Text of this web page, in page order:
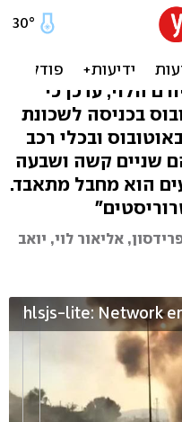
באוטובוס
הלוי, עדכן כי
בכניסה לשכונת
באוטובוס ובכלי רכב
שניים קשה ושבעה
הוא מחבל מתאבד.
אליאור לוי, יואב
hlsjs-lite: Network